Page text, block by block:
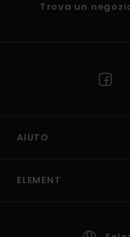
Trova un
AIUTO
ELEMENT